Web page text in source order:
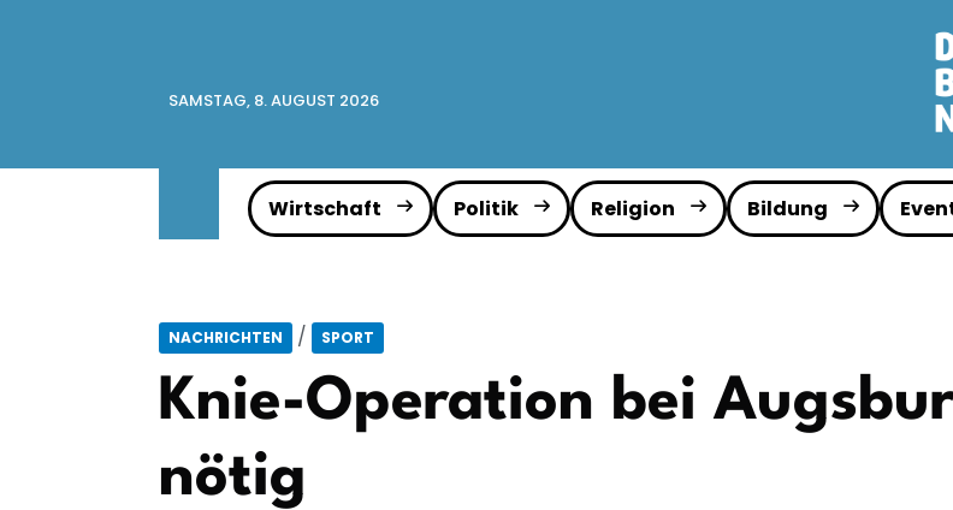
SAMSTAG, 8. AUGUST 2026
Wirtschaft Politik Religion Bildung
NACHRICHTEN / SPORT
Knie-Operation bei
nötig